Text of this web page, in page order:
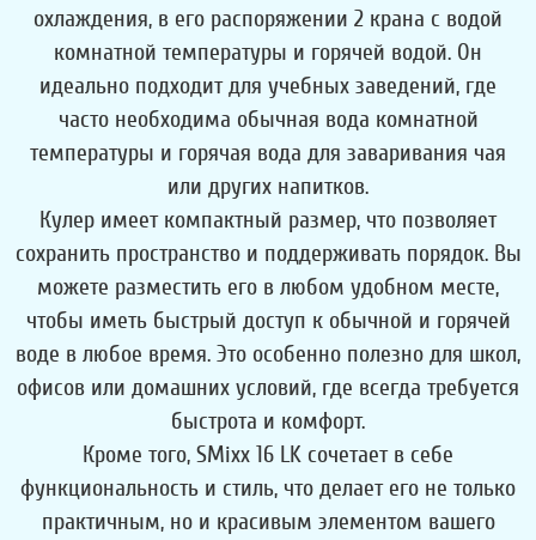
охлаждения, в его распоряжении 2 крана с водой
комнатной температуры и горячей водой. Он
идеально подходит для учебных заведений, где
часто необходима обычная вода комнатной
температуры и горячая вода для заваривания чая
или других напитков.
Кулер имеет компактный размер, что позволяет
сохранить пространство и поддерживать порядок. Вы
можете разместить его в любом удобном месте,
чтобы иметь быстрый доступ к обычной и горячей
воде в любое время. Это особенно полезно для школ,
офисов или домашних условий, где всегда требуется
быстрота и комфорт.
Кроме того, SMixx 16 LK сочетает в себе
функциональность и стиль, что делает его не только
практичным, но и красивым элементом вашего